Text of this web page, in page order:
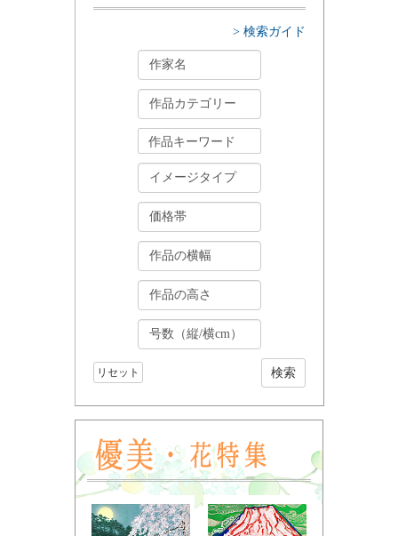
> 検索ガイド
リセット